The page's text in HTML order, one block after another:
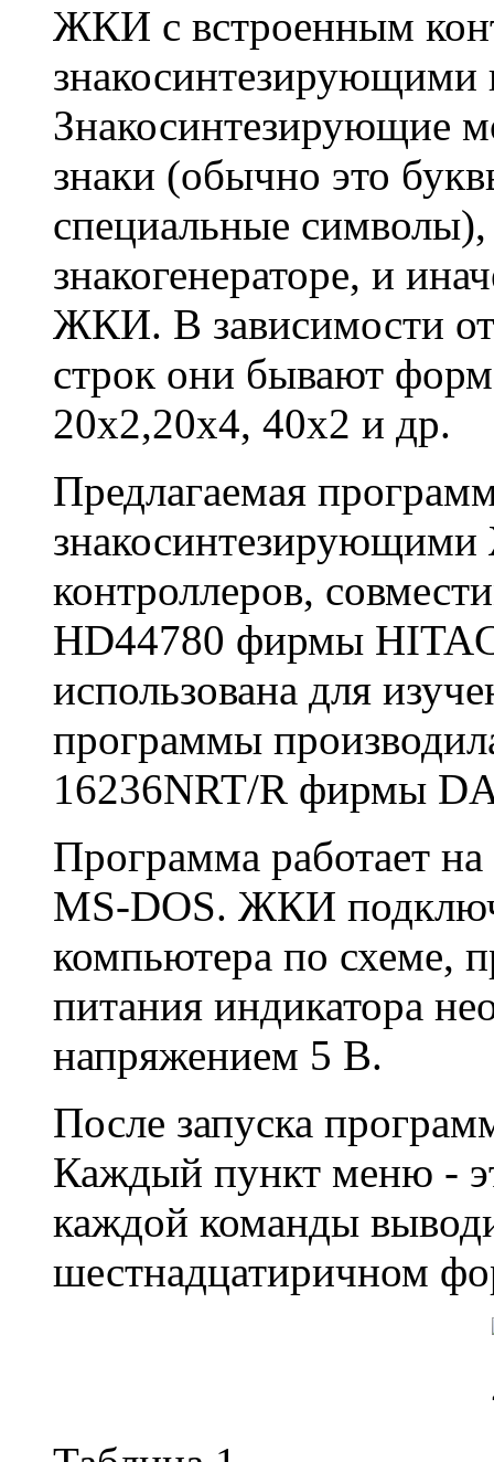
ЖКИ с встроенным
знакосинтезирующими
Знакосинтезирующие
знаки (обычно это
специальные
знакогенераторе, и
ЖКИ. В зависимости от
строк они бывают
20х2,20х4, 40х2 и др.
Предлагаемая
контроллеров,
HD44780 фирмы
использована для
программы
16236NRT/R фирмы
Программа работает
MS-DOS. ЖКИ
компьютера по схеме,
питания индикатора
напряжением 5 В.
После запуска
Каждый пункт меню -
каждой команды
шестнадцатиричном